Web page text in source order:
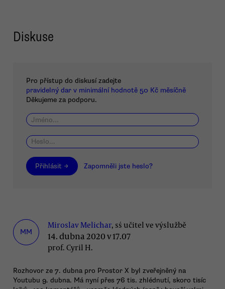
Diskuse
Pro přístup do diskusí zadejte
pravidelný dar v minimální hodnotě 50 Kč měsíčně
Děkujeme za podporu.
Přihlásit → Zapomněli jste heslo?
MM
Miroslav Melichar, sś učitel ve výslužbě
14. dubna 2020 v 17.07
prof. Cyril H.
Rozhovor ze 7. dubna pro Prostor X byl zveřejněný na
Youtubu 9. dubna. Má nyní přes 76 tis. zhlédnutí, skoro tisíc